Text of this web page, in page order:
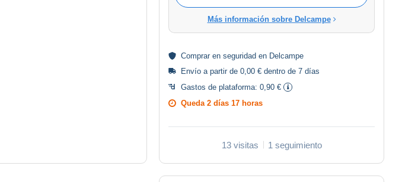
Más información sobre Delcampe
Comprar en seguridad en Delcampe
Envío a partir de 0,00 € dentro de 7 días
Gastos de plataforma: 0,90 €
Queda 2 días 17 horas
13 visitas 1 seguimiento